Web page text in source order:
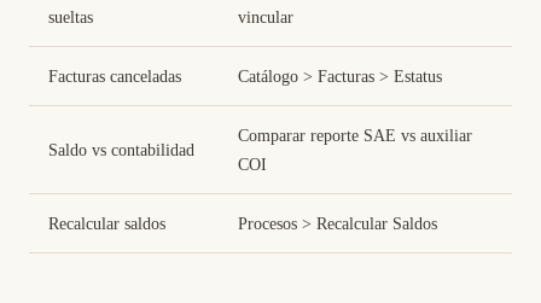
sueltas
vincular
Facturas canceladas Catálogo > Facturas > Estatus
Saldo vs contabilidad
Comparar reporte SAE vs auxiliar
COI
Recalcular saldos Procesos > Recalcular Saldos